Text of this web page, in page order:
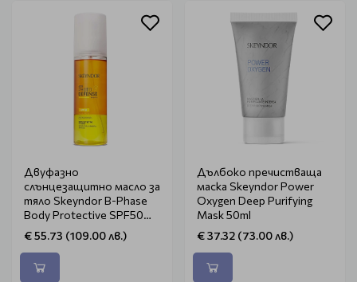
Двуфазно
слънцезащитно масло за
тяло Skeyndor B-Phase
Body Protective SPF50
200ml
€ 55.73 (109.00 лв.)
Дълбоко пречистваща
маска Skeyndor Power
Oxygen Deep Purifying
Mask 50ml
€ 37.32 (73.00 лв.)